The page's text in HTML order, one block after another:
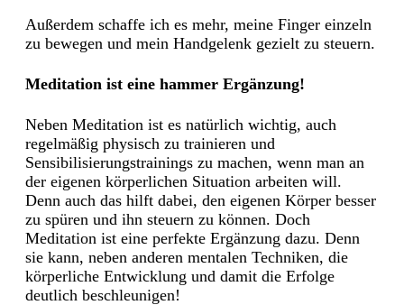
Außerdem schaffe ich es mehr, meine Finger einzeln
zu bewegen und mein Handgelenk gezielt zu steuern.
Meditation ist eine hammer Ergänzung!
Neben Meditation ist es natürlich wichtig, auch
regelmäßig physisch zu trainieren und
Sensibilisierungstrainings zu machen, wenn man an
der eigenen körperlichen Situation arbeiten will.
Denn auch das hilft dabei, den eigenen Körper besser
zu spüren und ihn steuern zu können. Doch
Meditation ist eine perfekte Ergänzung dazu. Denn
sie kann, neben anderen mentalen Techniken, die
körperliche Entwicklung und damit die Erfolge
deutlich beschleunigen!